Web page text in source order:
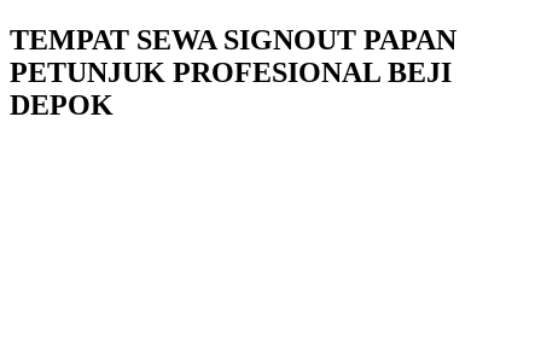
TEMPAT SEWA SIGNOUT PAPAN
PETUNJUK PROFESIONAL BEJI
DEPOK